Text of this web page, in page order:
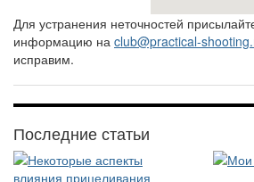
Для устранения неточностей
информацию на club@practical-
исправим.
Последние статьи